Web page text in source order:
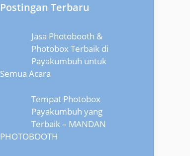
Postingan Terbaru
Jasa Photobooth &
Photobox Terbaik di
Payakumbuh untuk
Semua Acara
Tempat Photobox
Payakumbuh yang
Terbaik – MANDAN
PHOTOBOOTH